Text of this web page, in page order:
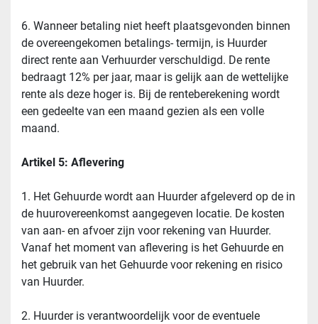
6. Wanneer betaling niet heeft plaatsgevonden binnen
de overeengekomen betalings- termijn, is Huurder
direct rente aan Verhuurder verschuldigd. De rente
bedraagt 12% per jaar, maar is gelijk aan de wettelijke
rente als deze hoger is. Bij de renteberekening wordt
een gedeelte van een maand gezien als een volle
maand.
Artikel 5: Aflevering
1. Het Gehuurde wordt aan Huurder afgeleverd op de in
de huurovereenkomst aangegeven locatie. De kosten
van aan- en afvoer zijn voor rekening van Huurder.
Vanaf het moment van aflevering is het Gehuurde en
het gebruik van het Gehuurde voor rekening en risico
van Huurder.
2. Huurder is verantwoordelijk voor de eventuele